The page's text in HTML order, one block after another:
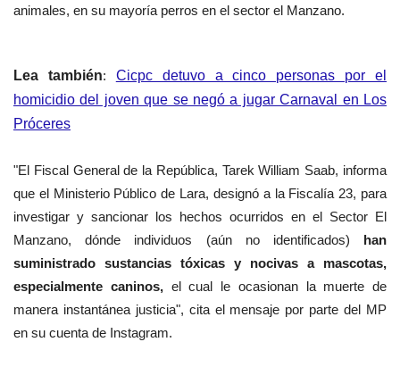
animales, en su mayoría perros en el sector el Manzano.
Lea también: Cicpc detuvo a cinco personas por el
homicidio del joven que se negó a jugar Carnaval en Los
Próceres
"El Fiscal General de la República, Tarek William Saab, informa
que el Ministerio Público de Lara, designó a la Fiscalía 23, para
investigar y sancionar los hechos ocurridos en el Sector El
Manzano, dónde individuos (aún no identificados) han
suministrado sustancias tóxicas y nocivas a mascotas,
especialmente caninos,el cual le ocasionan la muerte de
manera instantánea justicia", cita el mensaje por parte del MP
en su cuenta de Instagram.